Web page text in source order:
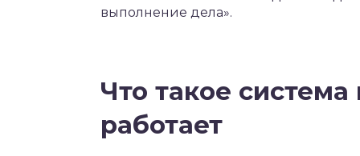
выполнение дела».
Что такое система
работает